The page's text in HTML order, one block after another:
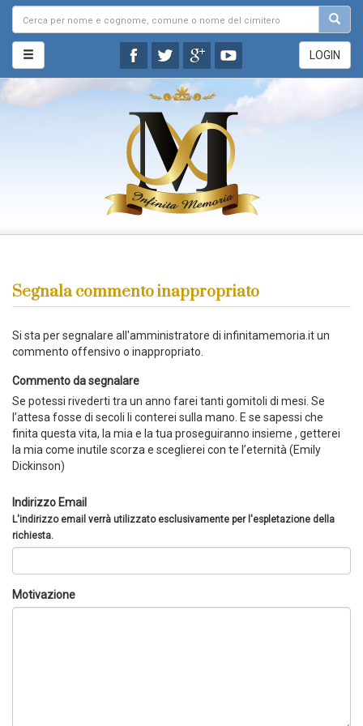
LOGIN
Segnala commento inappropriato
Si sta per segnalare all'amministratore di infinitamemoria.it un
commento offensivo o inappropriato.
Commento da segnalare
Se potessi rivederti tra un anno farei tanti gomitoli di mesi. Se
l’attesa fosse di secoli li conterei sulla mano. E se sapessi che
finita questa vita, la mia e la tua proseguiranno insieme , getterei
la mia come inutile scorza e sceglierei con te l’eternità (Emily
Dickinson)
Indirizzo Email
L'indirizzo email verrà utilizzato esclusivamente per l'espletazione della
richiesta.
Motivazione